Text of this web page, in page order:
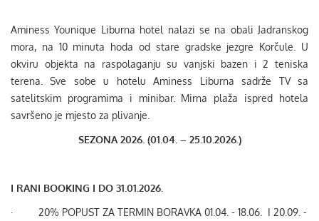
Aminess Younique Liburna hotel nalazi se na obali Jadranskog
mora, na 10 minuta hoda od stare gradske jezgre Korčule. U
okviru objekta na raspolaganju su vanjski bazen i 2 teniska
terena. Sve sobe u hotelu Aminess Liburna sadrže TV sa
satelitskim programima i minibar. Mirna plaža ispred hotela
savršeno je mjesto za plivanje.
SEZONA 2026. (01.04. – 25.10.2026.)
I RANI BOOKING I DO 31.01.2026.
· 20% POPUST ZA TERMIN BORAVKA 01.04. - 18.06. I 20.09. -